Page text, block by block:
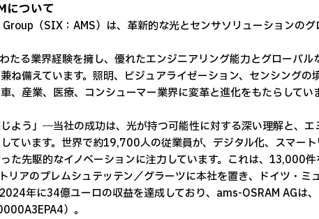
について
（SIX：AMS）は、革新的な光とセンサソリューションのグ
たる業界経験を擁し、優れたエンジニアリング能力とグローバル
ね備えています。照明、ビジュアライゼーション、センシング
、産業、医療、コンシューマー業界に変革と進化をもたらしてい
じよう」―当社の成功は、光が持つ可能性に対する深い理解と、
ています。世界で約19,700人の従業員が、デジタル化、スマー
た先駆的なイノベーションに注力しています。これは、13,000
リアのプレムシュテッテン／グラーツに本社を置き、ドイツ・ミ
年に34億ユーロの収益を達成しており、ams-OSRAM AGは
）。